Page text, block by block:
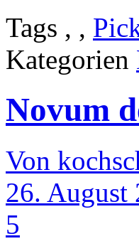
Tags , ,
Kategorien
Novum
Von
26. August
5